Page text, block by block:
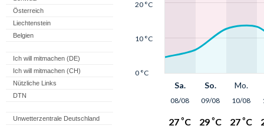
Österreich
Liechtenstein
Belgien
Ich will mitmachen (DE)
Ich will mitmachen (CH)
Nützliche Links
DTN
Unwetterzentrale Deutschland